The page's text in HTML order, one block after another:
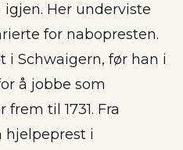
Her underviste
for nabopresten.
i Schwaigern, før han i
å jobbe som
til 1731. Fra
hjelpeprest i